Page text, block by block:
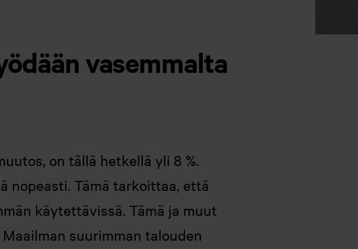
vasemmalta
on tällä hetkellä yli 8 %.
nopeasti. Tämä tarkoittaa, että
käytettävissä. Tämä ja muut
suurimman talouden